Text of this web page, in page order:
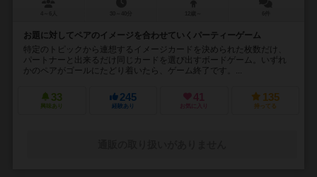
お題に対してペアのイメージを合わせていくパーティーゲーム
特定のトピックから連想するイメージカードを決められた枚数だけ、
パートナーと出来るだけ同じカードを選び出すボードゲーム。いずれ
かのペアがゴールにたどり着いたら、ゲーム終了です。...
33
興味あり
245
経験あり
41
お気に入り
135
持ってる